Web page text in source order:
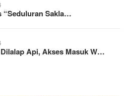
“Seduluran Sakla…
Api, Akses Masuk W…